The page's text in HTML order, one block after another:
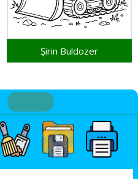
Şirin Buldozer